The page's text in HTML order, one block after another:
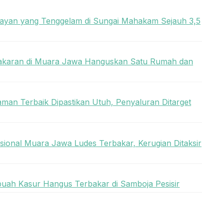
yang Tenggelam di Sungai Mahakam Sejauh 3,5
di Muara Jawa Hanguskan Satu Rumah dan
Terbaik Dipastikan Utuh, Penyaluran Ditarget
Muara Jawa Ludes Terbakar, Kerugian Ditaksir
Kasur Hangus Terbakar di Samboja Pesisir